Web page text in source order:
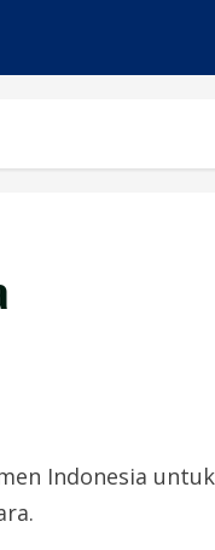
Indonesia